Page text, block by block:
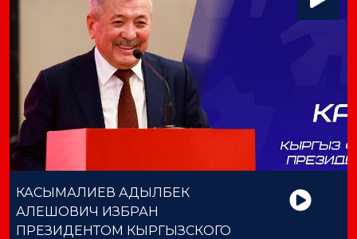
КАСЫМАЛИЕВ АДЫЛБЕК
АЛЕШОВИЧ ИЗБРАН
ПРЕЗИДЕНТОМ КЫРГЫЗСКОГО